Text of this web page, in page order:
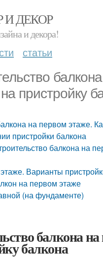
И ДЕКОР
и декора!
статьи
пристройку
на первом этаже.
пристройки балкона
балкона на
Варианты
на первом этаже
(на фундаменте)
балкона
балкона